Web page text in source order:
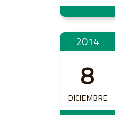
2014
8
DICIEMBRE